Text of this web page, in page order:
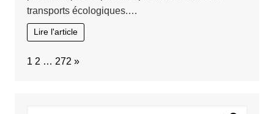
transports écologiques.…
Lire l'article
Page:
1 2 … 272 Next
»